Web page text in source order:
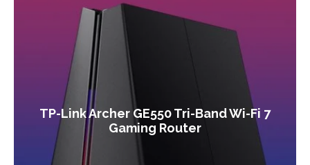
TP-Link Archer GE550 Tri-Band Wi-Fi 7
Gaming Router